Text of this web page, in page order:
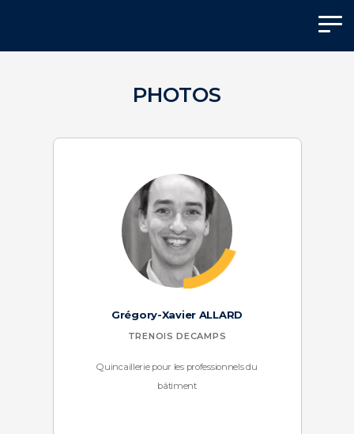
PHOTOS
Grégory-Xavier ALLARD
TRENOIS DECAMPS
Quincaillerie pour les professionnels du
bâtiment